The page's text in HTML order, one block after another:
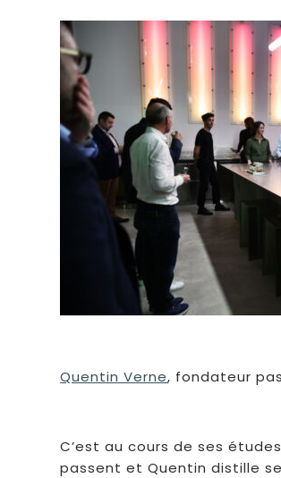
Quentin Verne, fondateur
C’est au cours de ses
passent et Quentin distille